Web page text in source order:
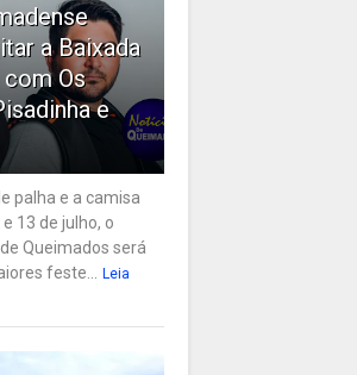
a Baixada
Os
e
palha e a camisa
13 de julho, o
Queimados será
feste...
Leia